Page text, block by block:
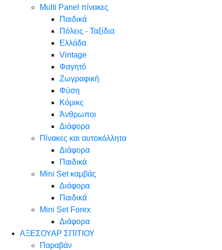
Multi Panel πίνακες
Παιδικά
Πόλεις - Ταξίδια
Ελλάδα
Vintage
Φαγητό
Ζωγραφική
Φύση
Κόμικς
Άνθρωποι
Διάφορα
Πίνακες και αυτοκόλλητα
Διάφορα
Παιδικά
Mini Set καμβάς
Διάφορα
Παιδικά
Mini Set Forex
Διάφορα
ΑΞΕΣΟΥΑΡ ΣΠΙΤΙΟΥ
Παραβάν